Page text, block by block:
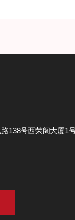
138号西荣阁大厦1